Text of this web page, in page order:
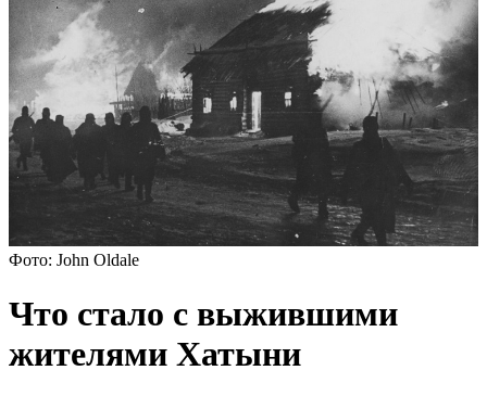
Фото: John Oldale
Что стало с выжившими
жителями Хатыни